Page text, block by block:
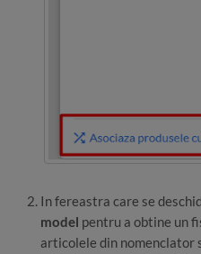
In fereastra care se
model pentru a obtine un
articolele din nomenclator